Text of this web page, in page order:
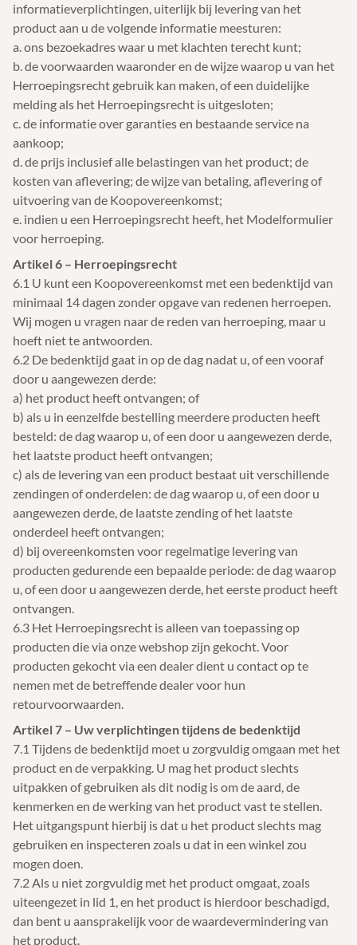
informatieverplichtingen, uiterlijk bij levering van het
product aan u de volgende informatie meesturen:
a. ons bezoekadres waar u met klachten terecht kunt;
b. de voorwaarden waaronder en de wijze waarop u van het
Herroepingsrecht gebruik kan maken, of een duidelijke
melding als het Herroepingsrecht is uitgesloten;
c. de informatie over garanties en bestaande service na
aankoop;
d. de prijs inclusief alle belastingen van het product; de
kosten van aflevering; de wijze van betaling, aflevering of
uitvoering van de Koopovereenkomst;
e. indien u een Herroepingsrecht heeft, het Modelformulier
voor herroeping.
Artikel 6 – Herroepingsrecht
6.1 U kunt een Koopovereenkomst met een bedenktijd van
minimaal 14 dagen zonder opgave van redenen herroepen.
Wij mogen u vragen naar de reden van herroeping, maar u
hoeft niet te antwoorden.
6.2 De bedenktijd gaat in op de dag nadat u, of een vooraf
door u aangewezen derde:
a) het product heeft ontvangen; of
b) als u in eenzelfde bestelling meerdere producten heeft
besteld: de dag waarop u, of een door u aangewezen derde,
het laatste product heeft ontvangen;
c) als de levering van een product bestaat uit verschillende
zendingen of onderdelen: de dag waarop u, of een door u
aangewezen derde, de laatste zending of het laatste
onderdeel heeft ontvangen;
d) bij overeenkomsten voor regelmatige levering van
producten gedurende een bepaalde periode: de dag waarop
u, of een door u aangewezen derde, het eerste product heeft
ontvangen.
6.3 Het Herroepingsrecht is alleen van toepassing op
producten die via onze webshop zijn gekocht. Voor
producten gekocht via een dealer dient u contact op te
nemen met de betreffende dealer voor hun
retourvoorwaarden.
Artikel 7 – Uw verplichtingen tijdens de bedenktijd
7.1 Tijdens de bedenktijd moet u zorgvuldig omgaan met het
product en de verpakking. U mag het product slechts
uitpakken of gebruiken als dit nodig is om de aard, de
kenmerken en de werking van het product vast te stellen.
Het uitgangspunt hierbij is dat u het product slechts mag
gebruiken en inspecteren zoals u dat in een winkel zou
mogen doen.
7.2 Als u niet zorgvuldig met het product omgaat, zoals
uiteengezet in lid 1, en het product is hierdoor beschadigd,
dan bent u aansprakelijk voor de waardevermindering van
het product.